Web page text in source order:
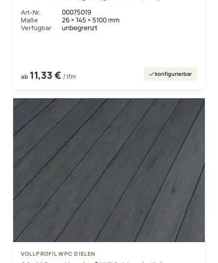
Art-Nr. 00075019
Maße 26 × 145 × 5100 mm
Verfügbar unbegrenzt
ab 11,33 € / lfm konfigurierbar
VOLLPROFIL WPC DIELEN